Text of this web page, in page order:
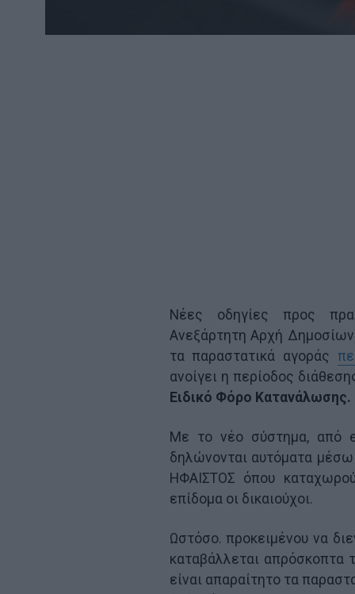
Νέες οδηγίες προς
Ανεξάρτητη Αρχή
τα παραστατικά αγοράς
ανοίγει η περίοδος
Ειδικό Φόρο Κατανάλωσης.
Με το νέο σύστημα, από
δηλώνονται αυτόματα
ΗΦΑΙΣΤΟΣ όπου
επίδομα οι δικαιούχοι.
Ωστόσο. προκειμένου να
καταβάλλεται απρόσκοπτα
είναι απαραίτητο τα